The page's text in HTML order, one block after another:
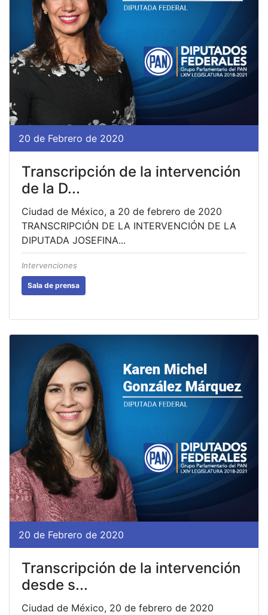
20 de Febrero de 2020
Transcripción de la intervención
de la D...
Ciudad de México, a 20 de febrero de 2020
TRANSCRIPCIÓN DE LA INTERVENCIÓN DE LA
DIPUTADA JOSEFINA...
Intervenciones
Sala de prensa
20 de Febrero de 2020
Transcripción de la intervención
desde s...
Ciudad de México, 20 de febrero de 2020